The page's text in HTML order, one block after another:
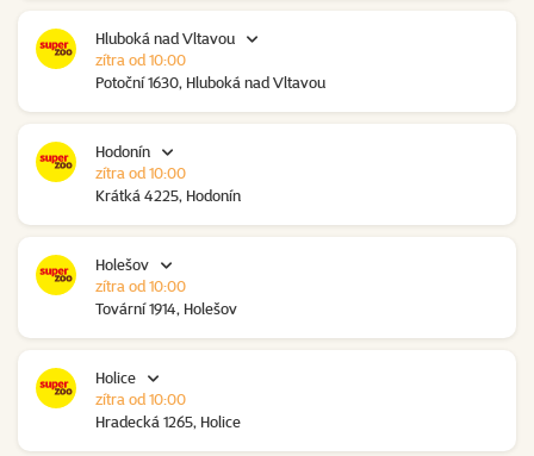
Hluboká nad Vltavou
Potoční 1630, Hluboká nad Vltavou
zítra od 10:00
Hodonín
Krátká 4225, Hodonín
zítra od 10:00
Holešov
Tovární 1914, Holešov
zítra od 10:00
Holice
Hradecká 1265, Holice
zítra od 10:00